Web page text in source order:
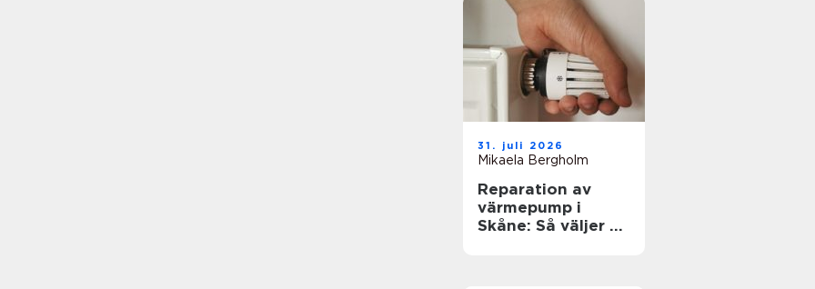
31. juli 2026
Mikaela Bergholm
Reparation av
värmepump i
Skåne: Så väljer du